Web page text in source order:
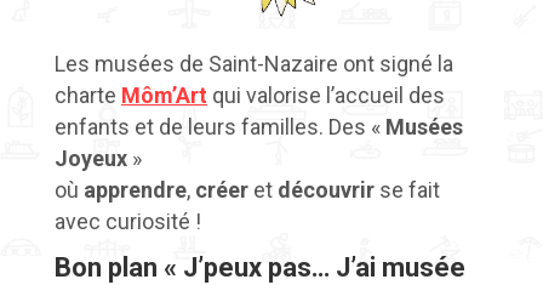
Les musées de Saint-Nazaire ont signé la
charte Môm’Art qui valorise l’accueil des
enfants et de leurs familles. Des « Musées
Joyeux »
où apprendre, créer et découvrir se fait
avec curiosité !
Bon plan « J’peux pas… J’ai musée